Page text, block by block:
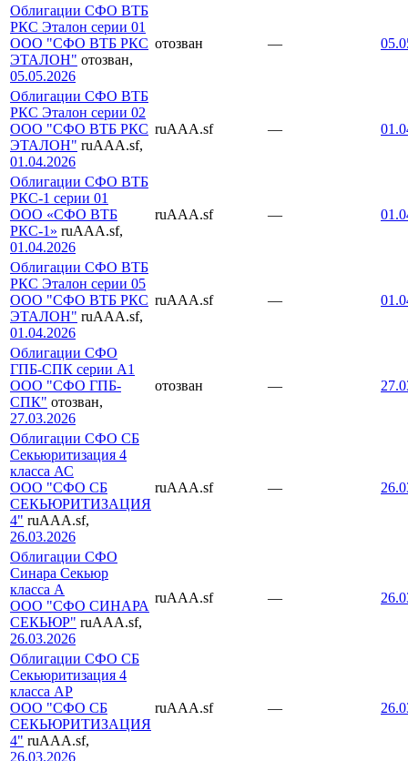
Облигации СФО ВТБ
РКС Эталон серии 01
ООО "СФО ВТБ РКС
ЭТАЛОН" отозван,
05.05.2026
отозван —
Облигации СФО ВТБ
РКС Эталон серии 02
ООО "СФО ВТБ РКС
ЭТАЛОН" ruAAA.sf,
01.04.2026
ruAAA.sf —
Облигации СФО ВТБ
РКС-1 серии 01
ООО «СФО ВТБ
РКС-1» ruAAA.sf,
01.04.2026
ruAAA.sf —
Облигации СФО ВТБ
РКС Эталон серии 05
ООО "СФО ВТБ РКС
ЭТАЛОН" ruAAA.sf,
01.04.2026
ruAAA.sf —
Облигации СФО
ГПБ-СПК серии А1
ООО "СФО ГПБ-
СПК" отозван,
27.03.2026
отозван —
Облигации СФО СБ
Секьюритизация 4
класса АС
ООО "СФО СБ
СЕКЬЮРИТИЗАЦИЯ
4" ruAAA.sf,
26.03.2026
ruAAA.sf —
Облигации СФО
Синара Секьюр
класса А
ООО "СФО СИНАРА
СЕКЬЮР" ruAAA.sf,
26.03.2026
ruAAA.sf —
Облигации СФО СБ
Секьюритизация 4
класса АР
ООО "СФО СБ
СЕКЬЮРИТИЗАЦИЯ
4" ruAAA.sf,
26.03.2026
ruAAA.sf —